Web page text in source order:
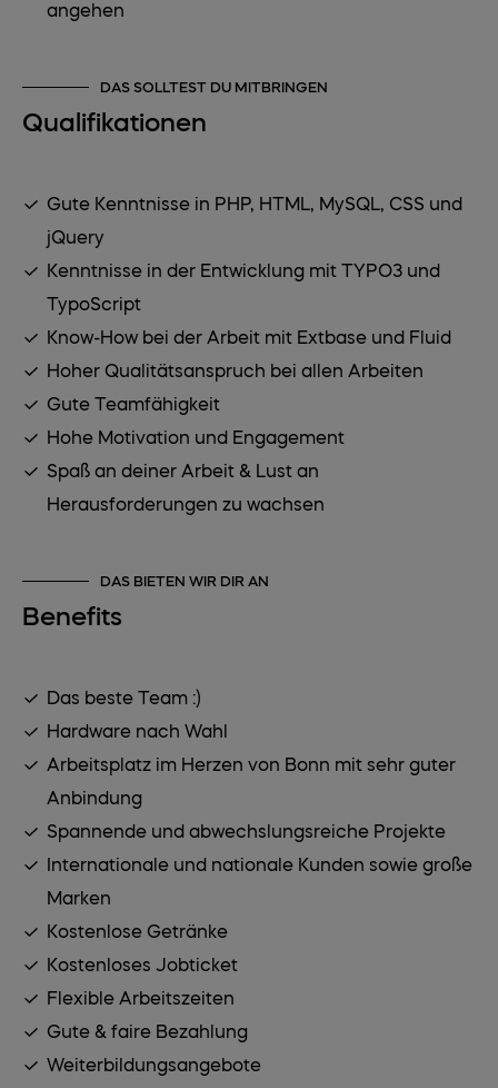
angehen
DAS SOLLTEST DU MITBRINGEN
Qualifikationen
Gute Kenntnisse in PHP, HTML, MySQL, CSS und
jQuery
Kenntnisse in der Entwicklung mit TYPO3 und
TypoScript
Know-How bei der Arbeit mit Extbase und Fluid
Hoher Qualitätsanspruch bei allen Arbeiten
Gute Teamfähigkeit
Hohe Motivation und Engagement
Spaß an deiner Arbeit & Lust an
Herausforderungen zu wachsen
DAS BIETEN WIR DIR AN
Benefits
Das beste Team :)
Hardware nach Wahl
Arbeitsplatz im Herzen von Bonn mit sehr guter
Anbindung
Spannende und abwechslungsreiche Projekte
Internationale und nationale Kunden sowie große
Marken
Kostenlose Getränke
Kostenloses Jobticket
Flexible Arbeitszeiten
Gute & faire Bezahlung
Weiterbildungsangebote